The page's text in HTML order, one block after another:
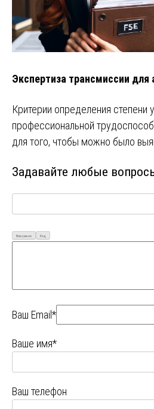
Экспертиза трансмиссии для
Критерии определения степени
профессиональной
для того, чтобы можно было
Задавайте любые
Визуально Код
Ваш Email*
Ваше имя*
Ваш телефон